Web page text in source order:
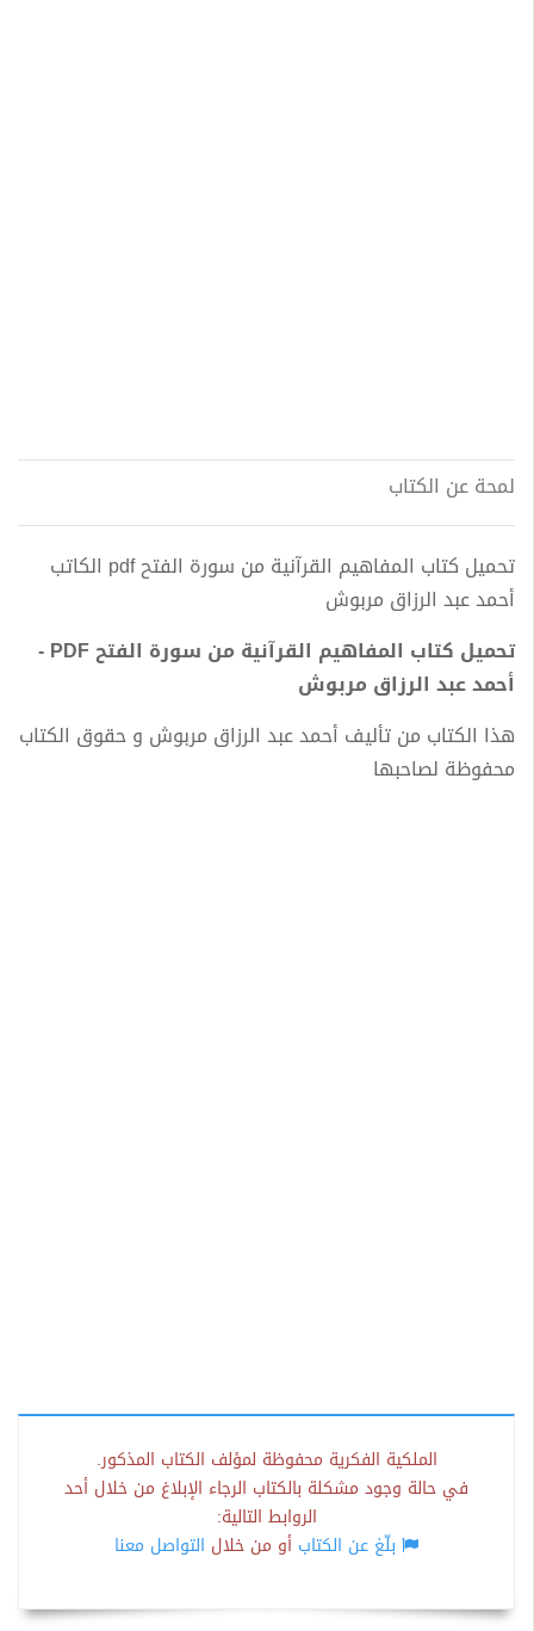
لمحة عن الكتاب
تحميل كتاب المفاهيم القرآنية من سورة الفتح pdf الكاتب
أحمد عبد الرزاق مربوش
تحميل كتاب المفاهيم القرآنية من سورة الفتح PDF -
أحمد عبد الرزاق مربوش
هذا الكتاب من تأليف أحمد عبد الرزاق مربوش و حقوق الكتاب
محفوظة لصاحبها
الملكية الفكرية محفوظة لمؤلف الكتاب المذكور.
في حالة وجود مشكلة بالكتاب الرجاء الإبلاغ من خلال أحد
الروابط التالية:
بلّغ عن الكتاب أو من خلال التواصل معنا